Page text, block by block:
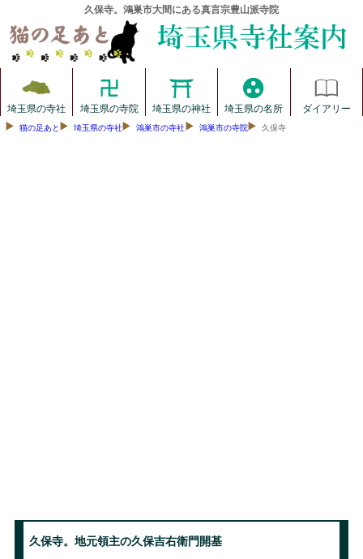
久保寺。鴻巣市大間にある真言宗豊山派寺院
埼玉県の寺社 埼玉県の寺院 埼玉県の神社 埼玉県の名所 ダイアリー
猫の足あと 埼玉県の寺社 鴻巣市の寺社 鴻巣市の寺院 久保寺
久保寺。地元領主の久保吉右衛門開基